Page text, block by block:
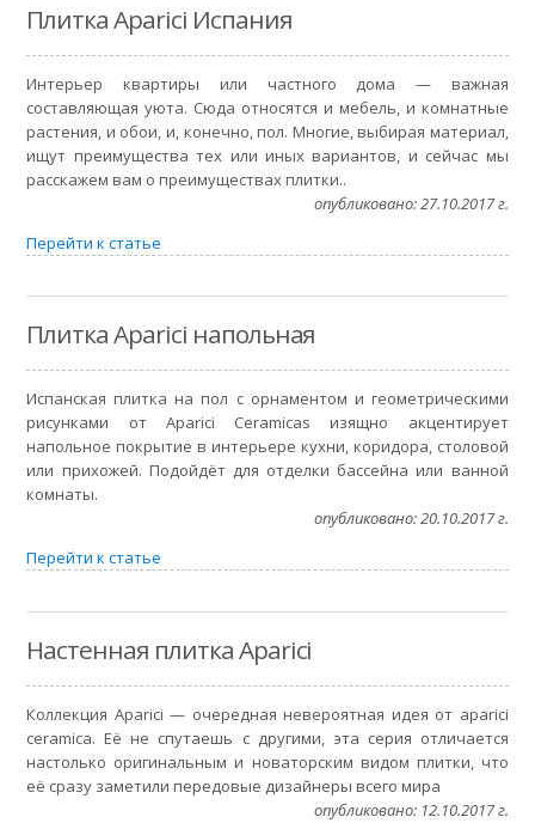
Плитка Aparici Испания
Интерьер квартиры или частного дома — важная
составляющая уюта. Сюда относятся и мебель, и комнатные
растения, и обои, и, конечно, пол. Многие, выбирая материал,
ищут преимущества тех или иных вариантов, и сейчас мы
расскажем вам о преимуществах плитки..
опубликовано: 27.10.2017 г.
Перейти к статье
Плитка Aparici напольная
Испанская плитка на пол с орнаментом и геометрическими
рисунками от Aparici Ceramicas изящно акцентирует
напольное покрытие в интерьере кухни, коридора, столовой
или прихожей. Подойдёт для отделки бассейна или ванной
комнаты.
опубликовано: 20.10.2017 г.
Перейти к статье
Настенная плитка Aparici
Коллекция Aparici — очередная невероятная идея от aparici
ceramica. Её не спутаешь с другими, эта серия отличается
настолько оригинальным и новаторским видом плитки, что
её сразу заметили передовые дизайнеры всего мира
опубликовано: 12.10.2017 г.